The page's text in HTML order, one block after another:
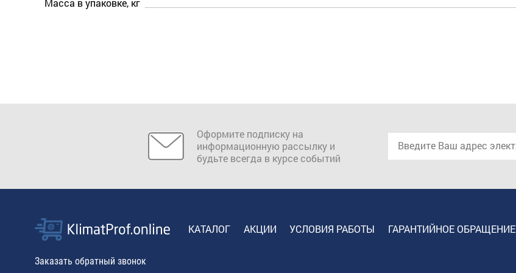
Масса в упаковке, кг
Оформите подписку на
информационную рассылку и
будьте всегда в курсе событий
КАТАЛОГ АКЦИИ УСЛОВИЯ РАБОТЫ ГАРАНТИЙНОЕ ОБРАЩЕНИЕ
Заказать обратный звонок